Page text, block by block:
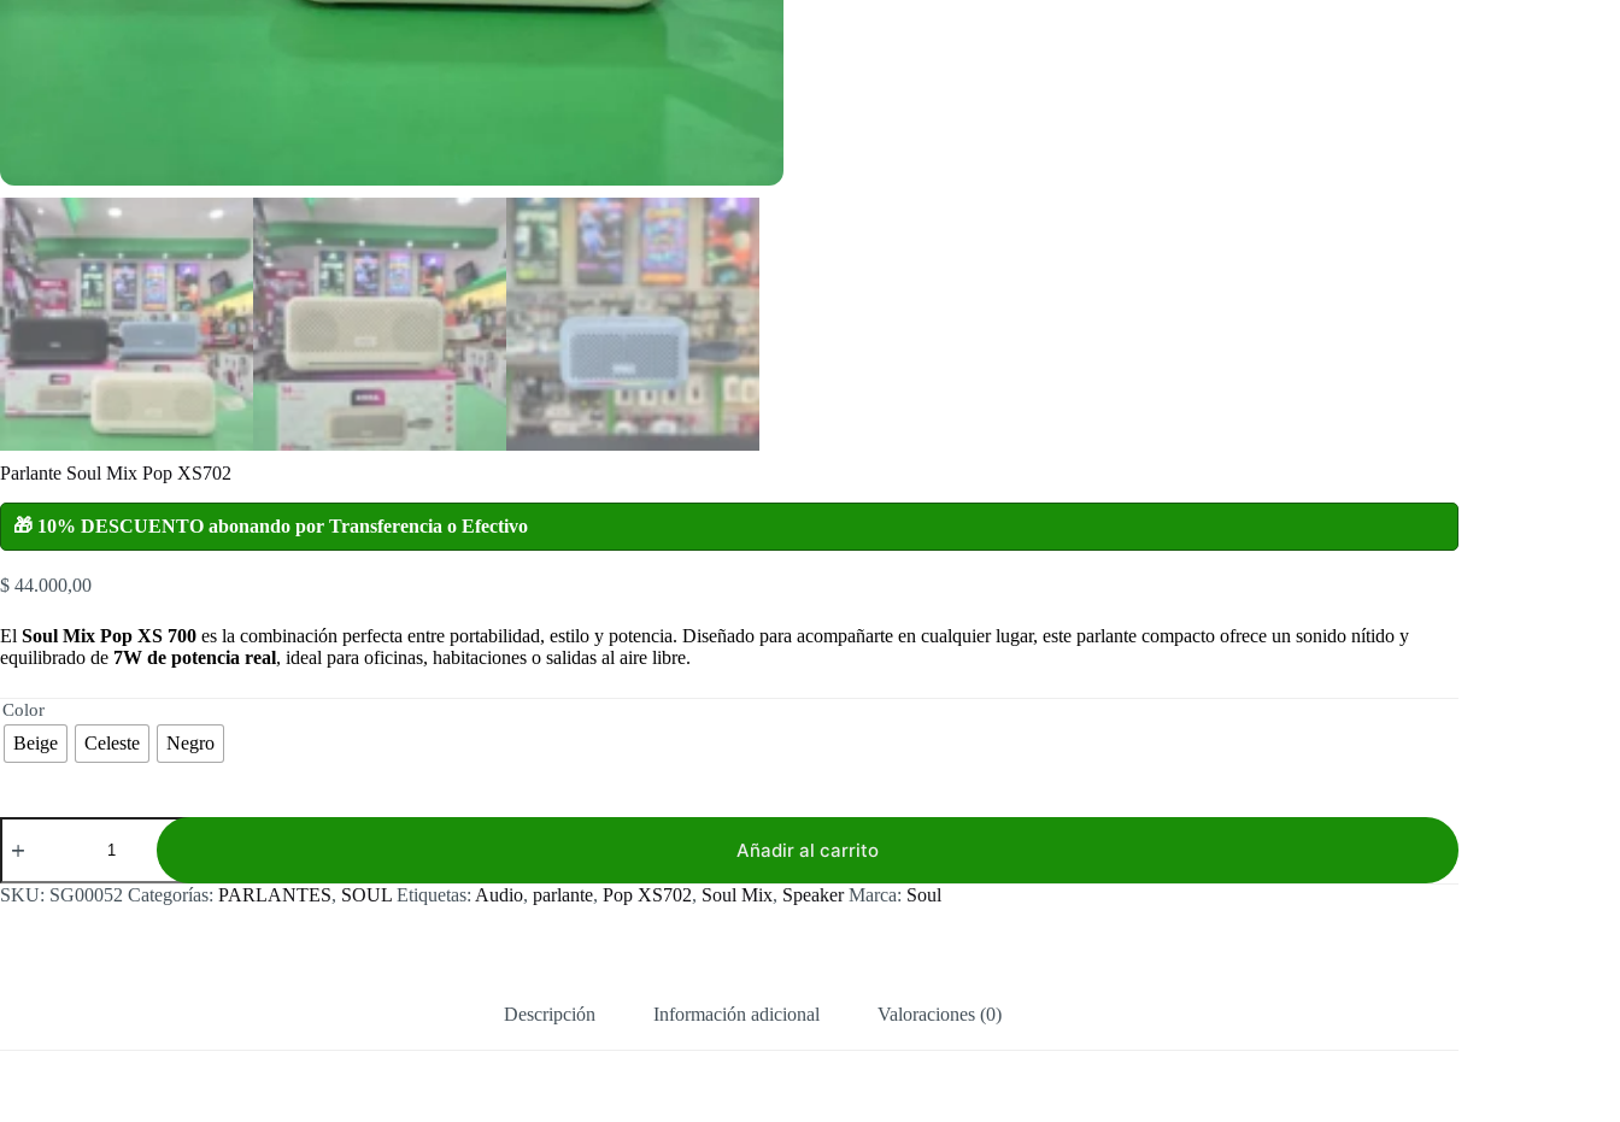
Parlante Soul Mix Pop XS702
🎁 10% DESCUENTO abonando por Transferencia o Efectivo
$ 44.000,00
El Soul Mix Pop XS 700 es la combinación perfecta entre portabilidad, estilo y potencia. Diseñado para acompañarte en cualquier lugar, este parlante compacto ofrece un sonido nítido y
equilibrado de 7W de potencia real, ideal para oficinas, habitaciones o salidas al aire libre.
Color
Beige Celeste Negro
Parlante
Soul
Pop
XS702
Añadir al carrito
SKU: SG00052 Categorías: PARLANTES, SOUL Etiquetas: Audio, parlante, Pop XS702, Soul Mix, Speaker Marca: Soul
Descripción Información adicional Valoraciones (0)